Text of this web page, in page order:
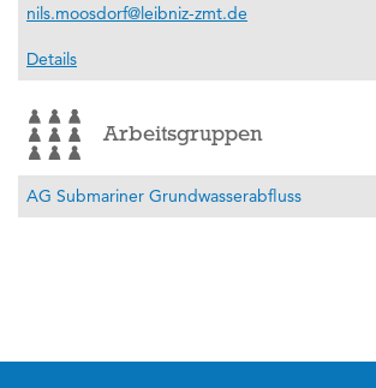
nils.moosdorf@leibniz-zmt.de
Details
Arbeitsgruppen
AG Submariner Grundwasserabfluss